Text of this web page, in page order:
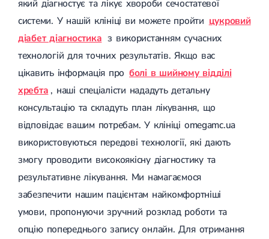
який діагностує та лікує хвороби сечостатевої
системи. У нашій клініці ви можете пройти цукровий
діабет діагностика з використанням сучасних
технологій для точних результатів. Якщо вас
цікавить інформація про болі в шийному відділі
хребта , наші спеціалісти нададуть детальну
консультацію та складуть план лікування, що
відповідає вашим потребам. У клініці omegamc.ua
використовуються передові технології, які дають
змогу проводити високоякісну діагностику та
результативне лікування. Ми намагаємося
забезпечити нашим пацієнтам найкомфортніші
умови, пропонуючи зручний розклад роботи та
опцію попереднього запису онлайн. Для отримання